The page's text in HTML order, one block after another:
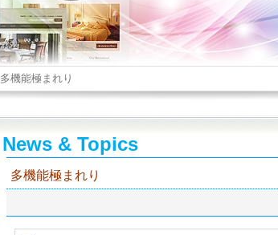
多機能極まれり
News & Topics
多機能極まれり